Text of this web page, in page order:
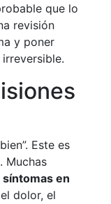
que lo
revisión
y poner
Este es
Muchas
en
dolor, el